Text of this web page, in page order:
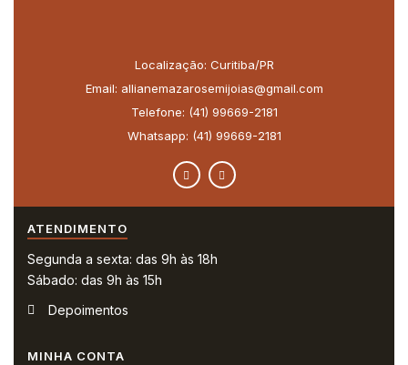
Localização: Curitiba/PR
Email: allianemazarosemijoias@gmail.com
Telefone: (41) 99669-2181
Whatsapp: (41) 99669-2181
ATENDIMENTO
Segunda a sexta: das 9h às 18h
Sábado: das 9h às 15h
Depoimentos
MINHA CONTA